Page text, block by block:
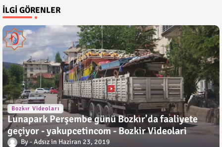
İLGI GÖRENLER
Bozkır Videoları
Lunapark Perşembe günü Bozkır'da faaliyete
geçiyor - yakupcetincom - Bozkir Videolari
Adsız Haziran 23, 2019